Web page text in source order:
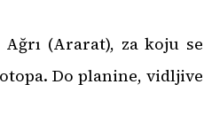
(Ararat), za koju se
Do planine, vidljive